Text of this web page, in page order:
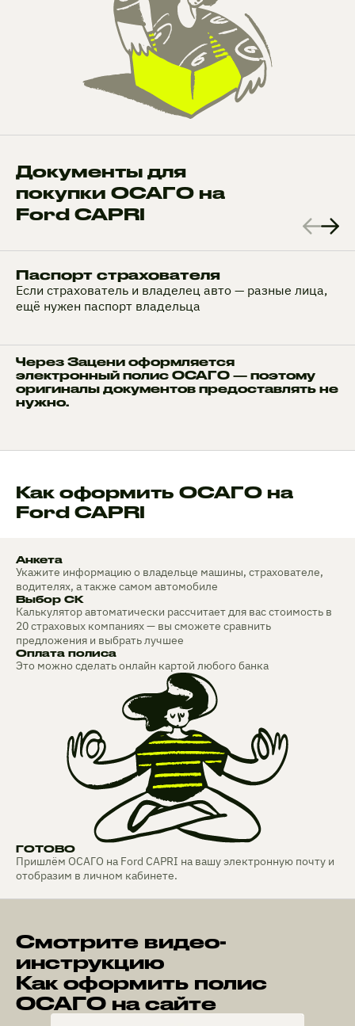
Документы для
покупки ОСАГО на
Ford CAPRI
Паспорт страхователя
Если страхователь и владелец авто — разные лица,
ещё нужен паспорт владельца
Через Зацени оформляется
электронный полис ОСАГО — поэтому
оригиналы документов предоставлять не
нужно.
Как оформить ОСАГО на
Ford CAPRI
Анкета
Укажите информацию о владельце машины, страхователе,
водителях, а также самом автомобиле
Выбор СК
Калькулятор автоматически рассчитает для вас стоимость в
20 страховых компаниях — вы сможете сравнить
предложения и выбрать лучшее
Оплата полиса
Это можно сделать онлайн картой любого банка
ГОТОВО
Пришлём ОСАГО на Ford CAPRI на вашу электронную почту и
отобразим в личном кабинете.
Смотрите видео-
инструкцию
Как оформить полис
ОСАГО на сайте